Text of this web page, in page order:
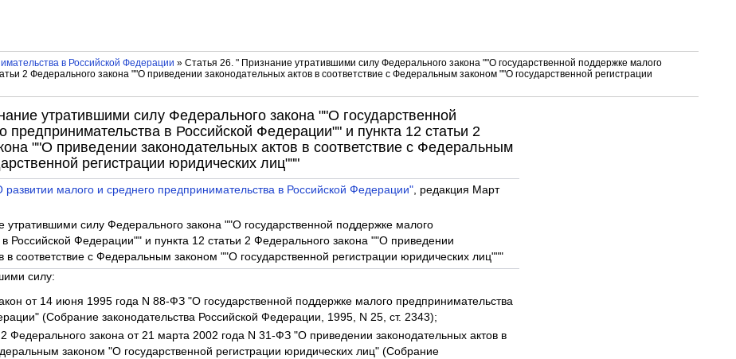
в Российской Федерации » Статья 26. " Признание утратившими силу Федерального закона ""О государственной поддержке малого
2 Федерального закона ""О приведении законодательных актов в соответствие с Федеральным законом ""О государственной регистрации
утратившими силу Федерального закона ""О государственной
предпринимательства в Российской Федерации"" и пункта 12 статьи 2
""О приведении законодательных актов в соответствие с Федеральным
регистрации юридических лиц"""
малого и среднего предпринимательства в Российской Федерации", редакция Март
утратившими силу Федерального закона ""О государственной поддержке малого
Российской Федерации"" и пункта 12 статьи 2 Федерального закона ""О приведении
в соответствие с Федеральным законом ""О государственной регистрации юридических лиц"""
силу:
от 14 июня 1995 года N 88-ФЗ "О государственной поддержке малого предпринимательства
(Собрание законодательства Российской Федерации, 1995, N 25, ст. 2343);
2 Федерального закона от 21 марта 2002 года N 31-ФЗ "О приведении законодательных актов в
законом "О государственной регистрации юридических лиц" (Собрание